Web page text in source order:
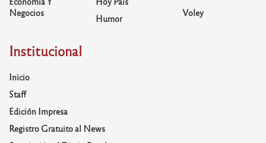
Negocios
Humor
Voley
Institucional
Inicio
Staff
Edición Impresa
Registro Gratuito al News